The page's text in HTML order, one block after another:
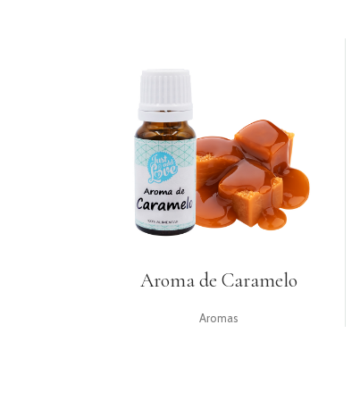
Aroma de Caramelo
Aromas